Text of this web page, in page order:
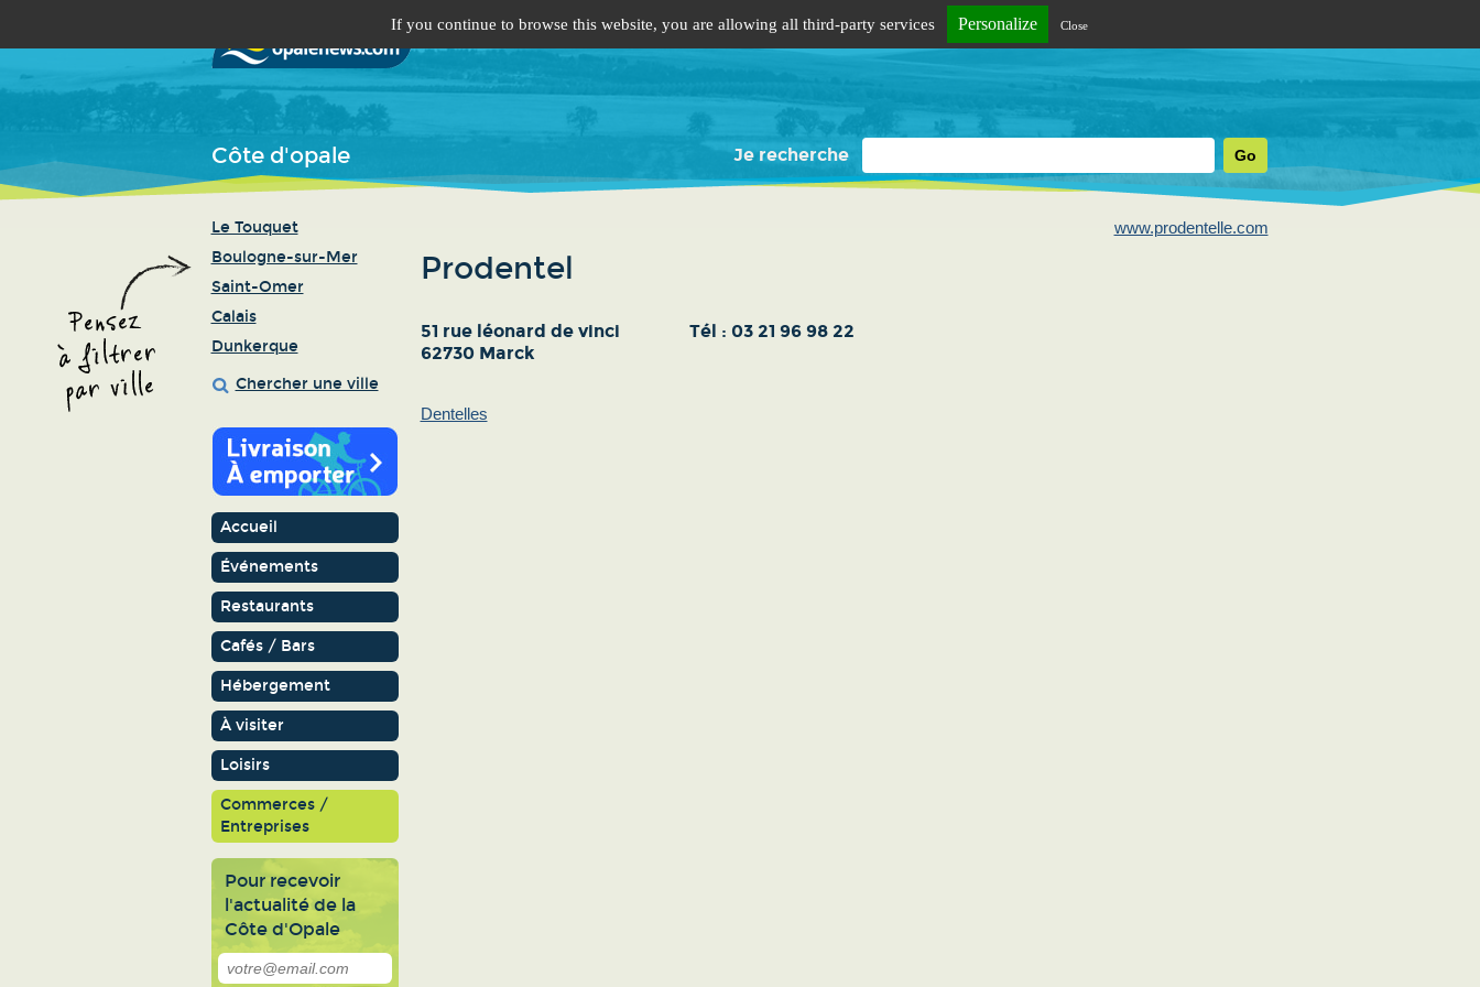
Côte d'opale Je recherche
Le Touquet
Boulogne-sur-Mer
Saint-Omer
Calais
Dunkerque
Chercher une ville
Accueil
Événements
Restaurants
Cafés / Bars
Hébergement
À visiter
Loisirs
Commerces /
Entreprises
Pour recevoir
l'actualité de la
Côte d'Opale
Prodentel
51 rue léonard de vinci
62730 Marck
Tél : 03 21 96 98 22
Dentelles
www.prodentelle.com
If you continue to browse this website, you are allowing all third-party services Personalize Close